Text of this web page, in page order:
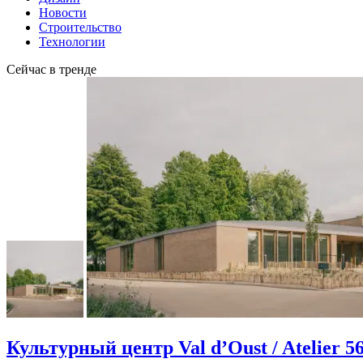
Новости
Строительство
Технологии
Сейчас в тренде
Культурный центр Val d’Oust / Atelier